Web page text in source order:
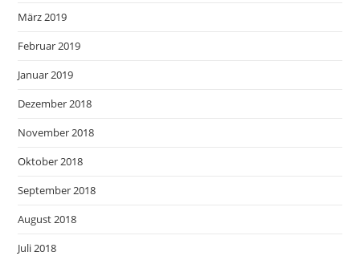
März 2019
Februar 2019
Januar 2019
Dezember 2018
November 2018
Oktober 2018
September 2018
August 2018
Juli 2018